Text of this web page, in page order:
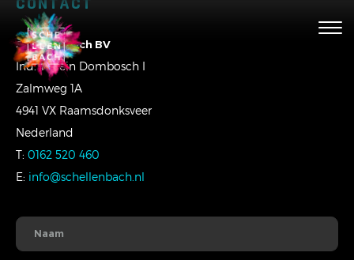
CONTACT
Schellenbach BV
Ind. Terrein Dombosch I
Zalmweg 1A
4941 VX Raamsdonksveer
Nederland
T: 0162 520 460
E: info@schellenbach.nl